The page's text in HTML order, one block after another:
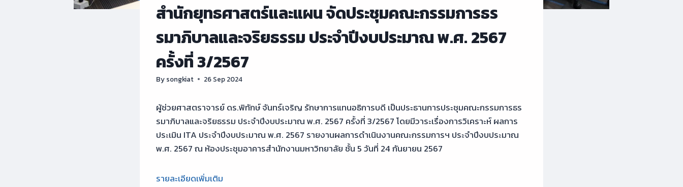
สำนักยุทธศาสตร์และแผน จัดประชุมคณะกรรมการธร
รมาภิบาลและจริยธรรม ประจำปีงบประมาณ พ.ศ. 2567
ครั้งที่ 3/2567
By songkiat 26 Sep 2024
ผู้ช่วยศาสตราจารย์ ดร.พิทักษ์ จันทร์เจริญ รักษาการแทนอธิการบดี เป็นประธานการประชุมคณะกรรมการธร
รมาภิบาลและจริยธรรม ประจำปีงบประมาณ พ.ศ. 2567 ครั้งที่ 3/2567 โดยมีวาระเรื่องการวิเคราะห์ ผลการ
ประเมิน ITA ประจำปีงบประมาณ พ.ศ. 2567 รายงานผลการดำเนินงานคณะกรรมการฯ ประจำปีงบประมาณ
พ.ศ. 2567 ณ ห้องประชุมอาคารสำนักงานมหาวิทยาลัย ชั้น 5 วันที่ 24 กันยายน 2567
รายละเอียดเพิ่มเติม